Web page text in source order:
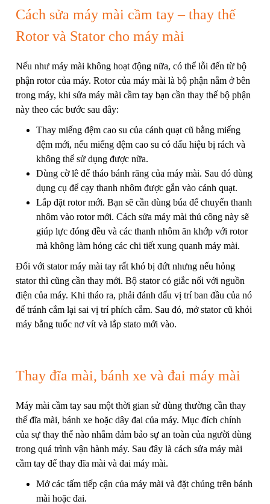
Cách sửa máy mài cầm tay – thay thế
Rotor và Stator cho máy mài
Nếu như máy mài không hoạt động nữa, có thể lỗi đến từ bộ
phận rotor của máy. Rotor của máy mài là bộ phận nằm ở bên
trong máy, khi sửa máy mài cầm tay bạn cần thay thế bộ phận
này theo các bước sau đây:
Thay miếng đệm cao su của cánh quạt cũ bằng miếng
đệm mới, nếu miếng đệm cao su có dấu hiệu bị rách và
không thể sử dụng được nữa.
Dùng cờ lê để tháo bánh răng của máy mài. Sau đó dùng
dụng cụ để cạy thanh nhôm được gắn vào cánh quạt.
Lắp đặt rotor mới. Bạn sẽ cần dùng búa để chuyển thanh
nhôm vào rotor mới. Cách sửa máy mài thủ công này sẽ
giúp lực đóng đều và các thanh nhôm ăn khớp với rotor
mà không làm hỏng các chi tiết xung quanh máy mài.
Đối với stator máy mài tay rất khó bị đứt nhưng nếu hỏng
stator thì cũng cần thay mới. Bộ stator có giắc nối với nguồn
điện của máy. Khi tháo ra, phải đánh dấu vị trí ban đầu của nó
để tránh cắm lại sai vị trí phích cắm. Sau đó, mở stator cũ khỏi
máy bằng tuốc nơ vít và lắp stato mới vào.
Thay đĩa mài, bánh xe và đai máy mài
Máy mài cầm tay sau một thời gian sử dùng thường cần thay
thế đĩa mài, bánh xe hoặc dây đai của máy. Mục đích chính
của sự thay thế nào nhằm đảm bảo sự an toàn của người dùng
trong quá trình vận hành máy. Sau đây là cách sửa máy mài
cầm tay để thay đĩa mài và đai máy mài.
Mở các tấm tiếp cận của máy mài và đặt chúng trên bánh
mài hoặc đai.